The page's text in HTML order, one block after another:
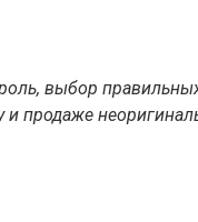
выбор
продаже